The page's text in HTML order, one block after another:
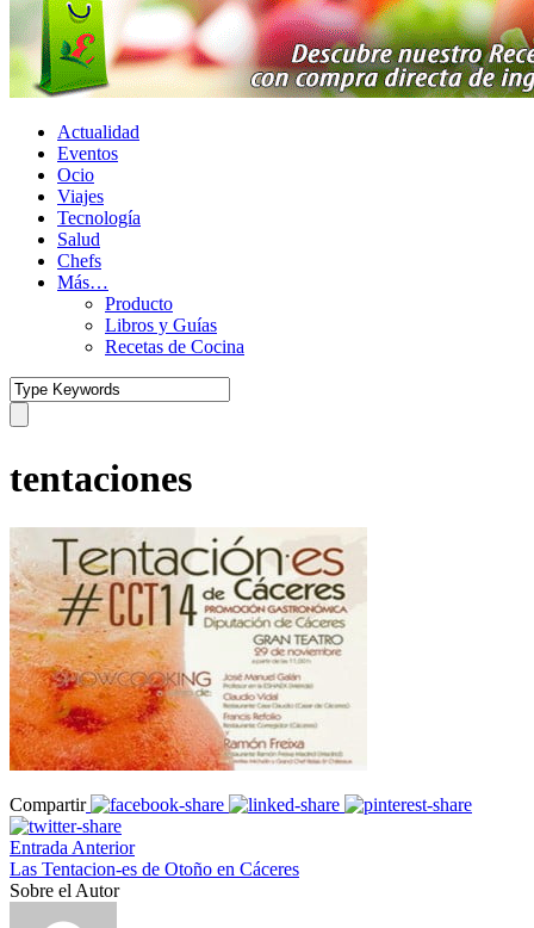
Actualidad
Eventos
Ocio
Viajes
Tecnología
Salud
Chefs
Más…
Producto
Libros y Guías
Recetas de Cocina
tentaciones
Compartir
Entrada Anterior
Las Tentacion-es de Otoño en Cáceres
Sobre el Autor